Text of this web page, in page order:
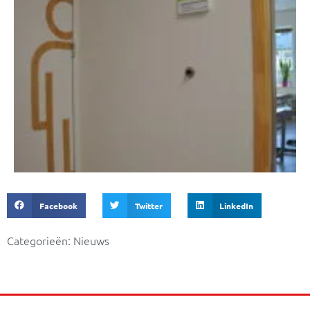
Facebook Twitter LinkedIn
Categorieën: Nieuws